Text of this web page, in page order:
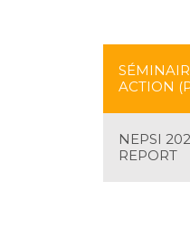
ACTION
NEPSI
REPORT